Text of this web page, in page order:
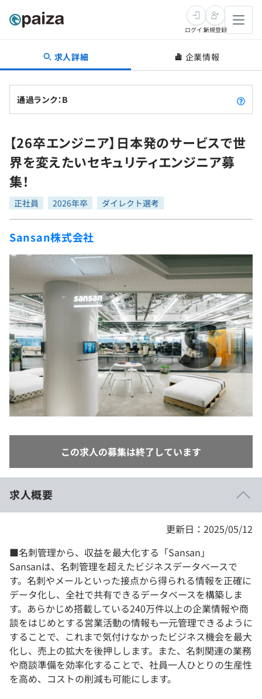
転職・キャリア
転職成功ガイド
転職エージェント
インタビュー
転職成功ガイド
新卒就活
求人検索
本選考
インターン
新卒エージェント
イベント・セミナー
インタビュー
就活成功ガイド
学習
問題集
ナレッジ
プラン
個人向けプラン
法人向けプラン
学校向けプラン
プログラミング言語
評価結果一覧
再チャレンジ結果一覧
ゲーム・マンガ
Tech Team Journal
paiza times
note
paizaとは？
ログイン新規登録
求人詳細 企業情報
通過ランク：B
【26卒エンジニア】日本発のサービスで世
界を変えたいセキュリティエンジニア募
集！
正社員 2026年卒 ダイレクト選考
Sansan株式会社
この求人の募集は終了しています
求人概要
更新日：2025/05/12
■名刺管理から、収益を最大化する「Sansan」
Sansanは、名刺管理を超えたビジネスデータベースで
す。名刺やメールといった接点から得られる情報を正確に
データ化し、全社で共有できるデータベースを構築しま
す。あらかじめ搭載している240万件以上の企業情報や商
談をはじめとする営業活動の情報も一元管理できるように
することで、これまで気付けなかったビジネス機会を最大
化し、売上の拡大を後押しします。また、名刺関連の業務
や商談準備を効率化することで、社員一人ひとりの生産性
を高め、コストの削減も可能にします。